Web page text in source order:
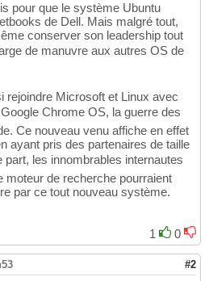
pour que le système Ubuntu
de Dell. Mais malgré tout,
conserver son leadership tout
de manuvre aux autres OS de
rejoindre Microsoft et Linux avec
Chrome OS, la guerre des
Ce nouveau venu affiche en effet
ayant pris des partenaires de taille
part, les innombrables internautes
moteur de recherche pourraient
par ce tout nouveau système.
1
0
#2